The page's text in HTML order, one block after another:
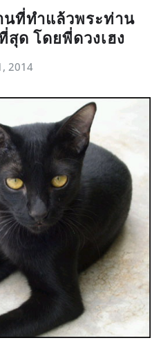
ที่ทำแล้วพระท่าน
ด โดยพี่ดวงเฮง
2014